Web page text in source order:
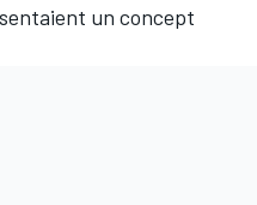
un concept